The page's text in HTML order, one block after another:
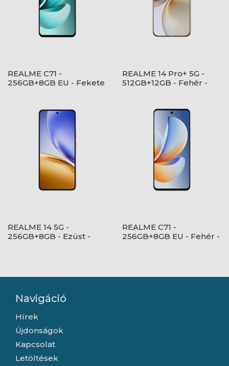
REALME C71 -
256GB+8GB EU - Fekete
REALME 14 Pro+ 5G -
512GB+12GB - Fehér -
REALME 14 5G -
256GB+8GB - Ezüst -
REALME C71 -
256GB+8GB EU - Fehér -
Navigáció
Hírek
Újdonságok
Kapcsolat
Letöltések